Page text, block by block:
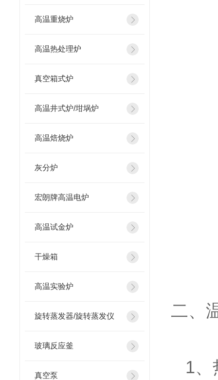
高温重烧炉
高温热处理炉
真空箱式炉
高温井式炉/坩埚炉
高温焙烧炉
灰分炉
宏朗牌高温电炉
高温试金炉
干燥箱
高温实验炉
旋转蒸发器/旋转蒸发仪
玻璃反应釜
真空泵
二、
1、